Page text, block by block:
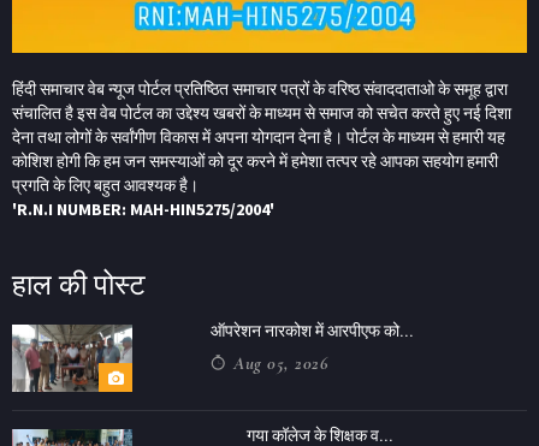
हिंदी समाचार वेब न्यूज पोर्टल प्रतिष्ठित समाचार पत्रों के वरिष्ठ संवाददाताओ के समूह द्वारा
संचालित है इस वेब पोर्टल का उद्देश्य खबरों के माध्यम से समाज को सचेत करते हुए नई दिशा
देना तथा लोगों के सर्वांगीण विकास में अपना योगदान देना है। पोर्टल के माध्यम से हमारी यह
कोशिश होगी कि हम जन समस्याओं को दूर करने में हमेशा तत्पर रहे आपका सहयोग हमारी
प्रगति के लिए बहुत आवश्यक है।
'R.N.I NUMBER: MAH-HIN5275/2004'
हाल की पोस्ट
ऑपरेशन नारकोश में आरपीएफ को...
Aug 05, 2026
गया कॉलेज के शिक्षक व...